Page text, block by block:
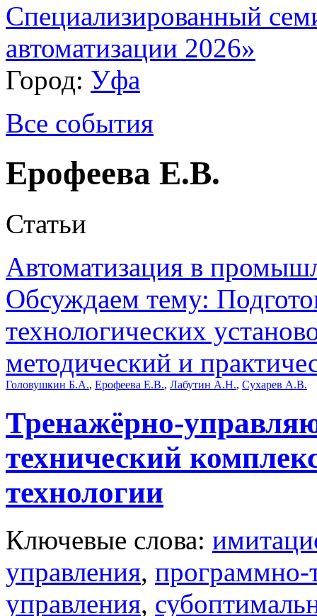
Специализированный
автоматизации 2026»
Город: Уфа
Все события
Ерофеева Е.В.
Статьи
Автоматизация в
Обсуждаем тему:
технологических
методический и
Головушкин Б.А., Ерофеева Е.В., Лабутин А.Н., Сухарев А.В.
Тренажёрно-
технический
технологии
Ключевые слова:
управления, программно-
управления,